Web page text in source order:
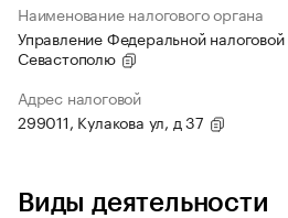
Наименование налогового органа
Управление Федеральной
Севастополю
Адрес налоговой
299011, Кулакова ул, д 37
Виды деятельности